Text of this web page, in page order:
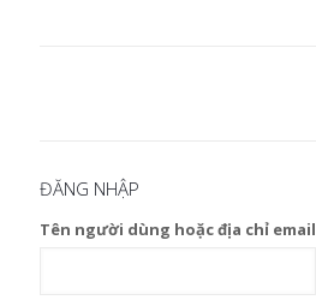
ĐĂNG NHẬP
Tên người dùng hoặc địa chỉ email